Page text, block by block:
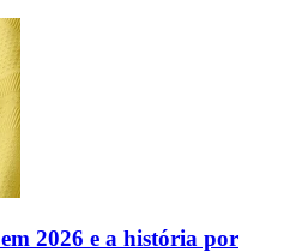
2026 e a história por